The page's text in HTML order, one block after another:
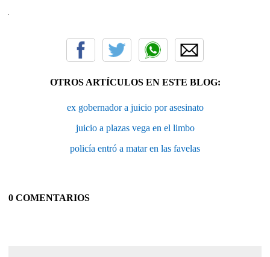
OTROS ARTÍCULOS EN ESTE BLOG:
ex gobernador a juicio por asesinato
juicio a plazas vega en el limbo
policía entró a matar en las favelas
0 COMENTARIOS